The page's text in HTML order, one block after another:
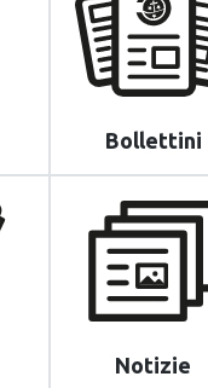
Bollettini
Notizie